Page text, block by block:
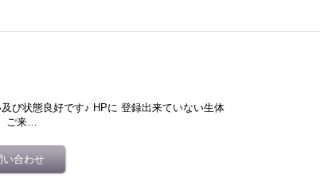
び状態良好です♪ HPに 登録出来ていない生体
ご来…